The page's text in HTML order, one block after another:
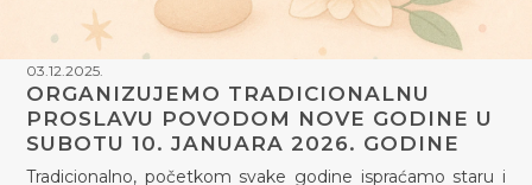
03.12.2025.
ORGANIZUJEMO TRADICIONALNU
PROSLAVU POVODOM NOVE GODINE U
SUBOTU 10. JANUARA 2026. GODINE
Tradicionalno, početkom svake godine ispraćamo staru i